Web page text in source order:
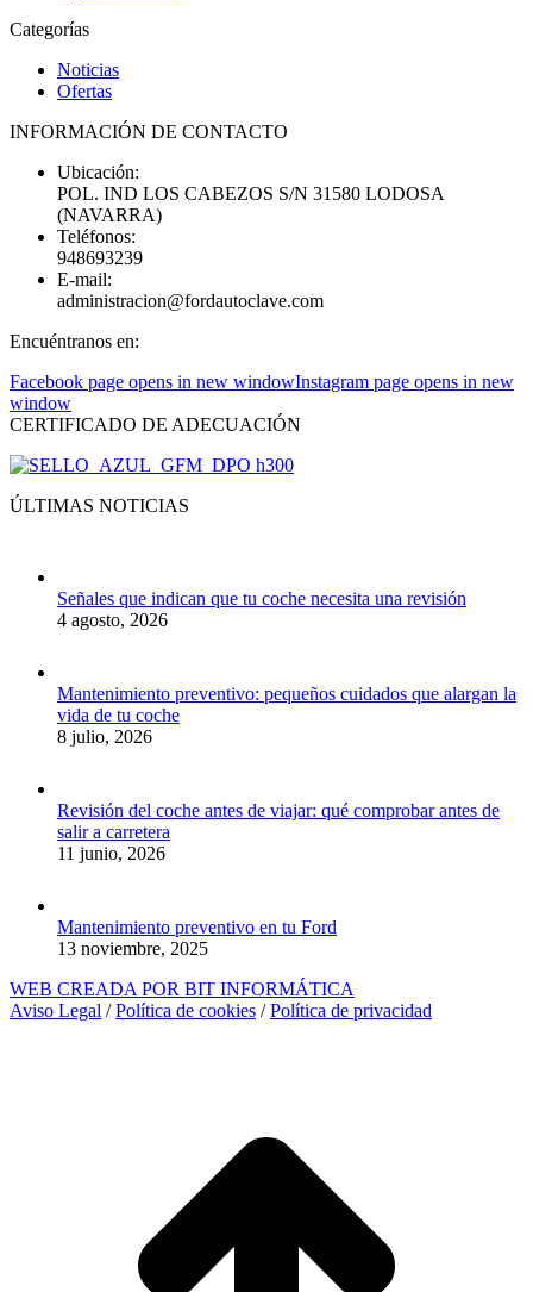
Categorías
Noticias
Ofertas
INFORMACIÓN DE CONTACTO
Ubicación:
POL. IND LOS CABEZOS S/N 31580 LODOSA
(NAVARRA)
Teléfonos:
948693239
E-mail:
administracion@fordautoclave.com
Encuéntranos en:
Facebook page opens in new windowInstagram page opens in new
window
CERTIFICADO DE ADECUACIÓN
ÚLTIMAS NOTICIAS
Señales que indican que tu coche necesita una revisión
4 agosto, 2026
Mantenimiento preventivo: pequeños cuidados que alargan la
vida de tu coche
8 julio, 2026
Revisión del coche antes de viajar: qué comprobar antes de
salir a carretera
11 junio, 2026
Mantenimiento preventivo en tu Ford
13 noviembre, 2025
WEB CREADA POR BIT INFORMÁTICA
Aviso Legal /Política de cookies /Política de privacidad